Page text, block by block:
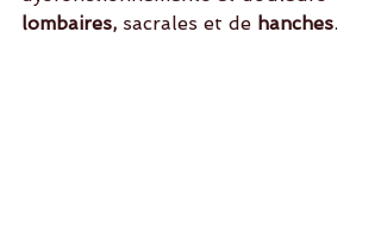
lombaires, sacrales et de hanches.